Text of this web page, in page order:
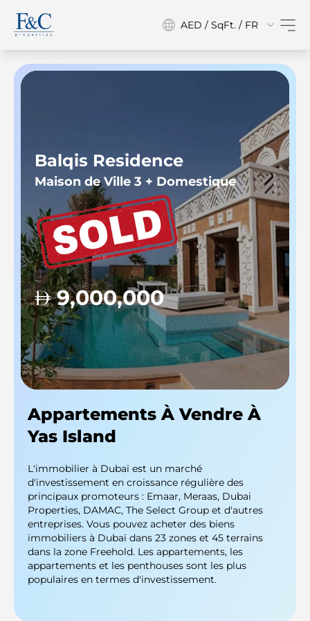
AED / SqFt. / FR
Appartements À Vendre À
Yas Island
L'immobilier à Dubaï est un marché
d'investissement en croissance régulière des
principaux promoteurs : Emaar, Meraas, Dubai
Properties, DAMAC, The Select Group et d'autres
entreprises. Vous pouvez acheter des biens
immobiliers à Dubaï dans 23 zones et 45 terrains
dans la zone Freehold. Les appartements, les
appartements et les penthouses sont les plus
populaires en termes d'investissement.
Balqis Residence
Maison de Ville 3 + Domestique
9,000,000